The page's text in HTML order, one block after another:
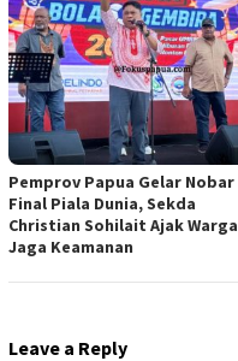
Pemprov Papua Gelar Nobar
Final Piala Dunia, Sekda
Christian Sohilait Ajak Warga
Jaga Keamanan
Leave a Reply